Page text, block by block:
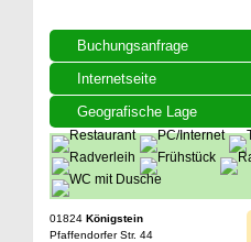
Buchungsanfrage
Internetseite
Geografische Lage
01824 Königstein
Pfaffendorfer Str. 44